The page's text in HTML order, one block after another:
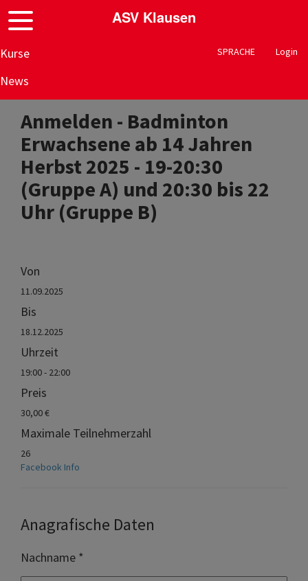
ASV Klausen
Kurse
News
SPRACHE Login
Anmelden - Badminton
Erwachsene ab 14 Jahren
Herbst 2025 - 19-20:30
(Gruppe A) und 20:30 bis 22
Uhr (Gruppe B)
Von
11.09.2025
Bis
18.12.2025
Uhrzeit
19:00 - 22:00
Preis
30,00 €
Maximale Teilnehmerzahl
26
Facebook Info
Anagrafische Daten
Nachname *